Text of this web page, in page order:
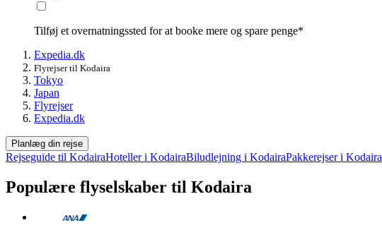
Tilføj et overnatningssted for at booke mere og spare penge*
Expedia.dk
Flyrejser til Kodaira
Tokyo
Japan
Flyrejser
Expedia.dk
Planlæg din rejse
Rejseguide til KodairaHoteller i KodairaBiludlejning i KodairaPakkerejser i Kodaira
Populære flyselskaber til Kodaira